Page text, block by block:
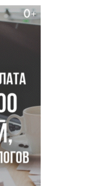
в аэропорту
дедова ружья